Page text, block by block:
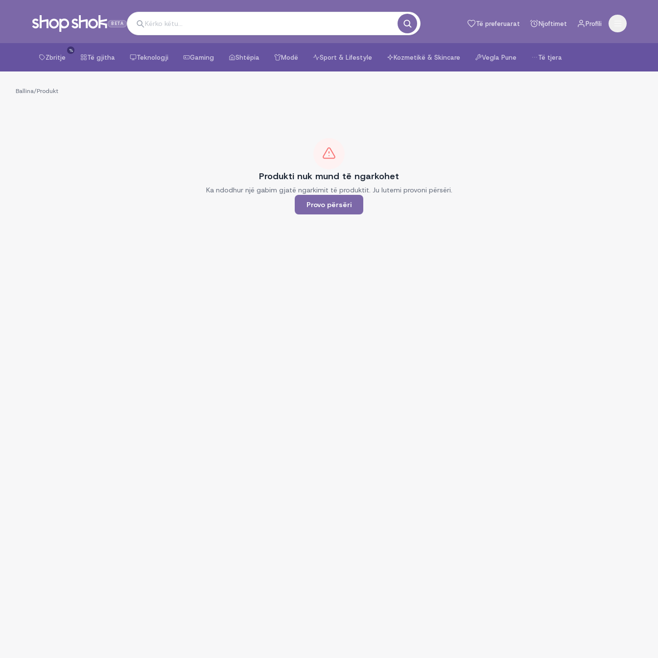
BETA Të preferuarat Njoftimet Profili
Zbritje
%
Të gjitha Teknologji Gaming Shtëpia Modë Sport & Lifestyle Kozmetikë & Skincare Vegla Pune Të tjera
Ballina/Produkt
Produkti nuk mund të ngarkohet
Ka ndodhur një gabim gjatë ngarkimit të produktit. Ju lutemi provoni përsëri.
Provo përsëri